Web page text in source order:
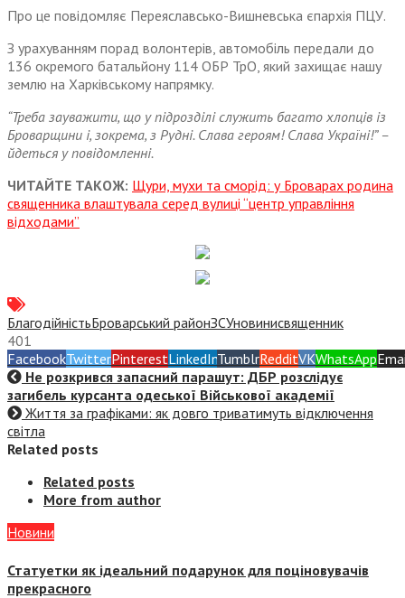
Про це повідомляє Переяславсько-Вишневська єпархія ПЦУ.
З урахуванням порад волонтерів, автомобіль передали до
136 окремого батальйону 114 ОБР ТрО, який захищає нашу
землю на Харківському напрямку.
“Треба зауважити, що у підрозділі служить багато хлопців із
Броварщини і, зокрема, з Рудні. Слава героям! Слава Україні!” –
йдеться у повідомленні.
ЧИТАЙТЕ ТАКОЖ: Щури, мухи та сморід: у Броварах родина
священника влаштувала серед вулиці “центр управління
відходами”
БлагодійністьБроварський районЗСУновинисвященник
401
FacebookTwitterPinterestLinkedInTumblrRedditVKWhatsApp
Не розкрився запасний парашут: ДБР розслідує
загибель курсанта одеської Військової академії
Життя за графіками: як довго триватимуть відключення
світла
Related posts
Related posts
More from author
Новини
Статуетки як ідеальний подарунок для поціновувачів
прекрасного